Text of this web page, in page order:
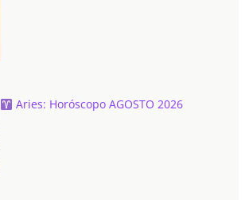
Aries: Horóscopo AGOSTO 2026